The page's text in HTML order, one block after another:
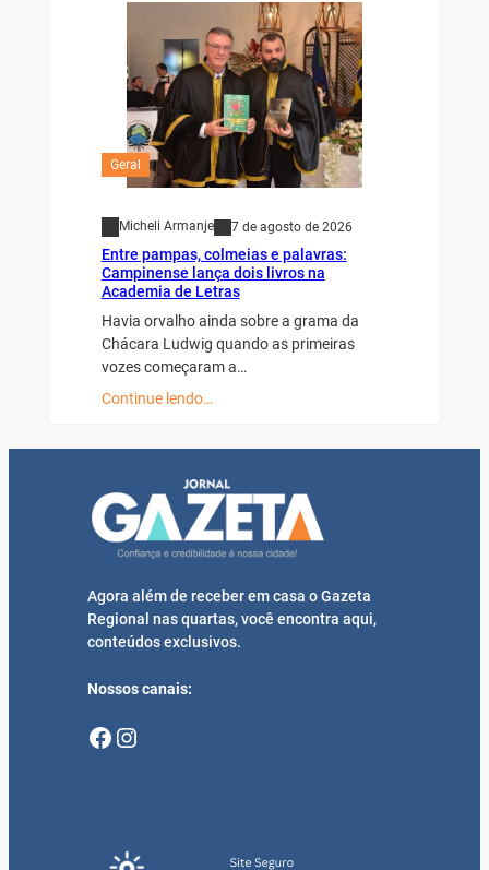
Geral
Micheli Armanje 7 de agosto de 2026
Entre pampas, colmeias e palavras:
Campinense lança dois livros na
Academia de Letras
Havia orvalho ainda sobre a grama da
Chácara Ludwig quando as primeiras
vozes começaram a…
Continue lendo…
Agora além de receber em casa o Gazeta
Regional nas quartas, você encontra aqui,
conteúdos exclusivos.
Nossos canais:
Facebook Instagram